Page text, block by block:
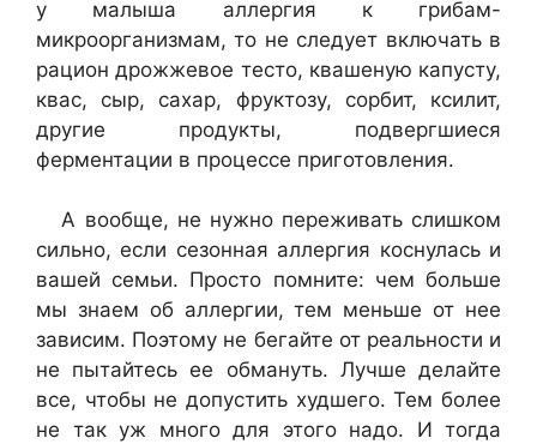
у малыша аллергия к грибам-
микроорганизмам, то не следует включать в
рацион дрожжевое тесто, квашеную капусту,
квас, сыр, сахар, фруктозу, сорбит, ксилит,
другие продукты, подвергшиеся
ферментации в процессе приготовления.
А вообще, не нужно переживать слишком
сильно, если сезонная аллергия коснулась и
вашей семьи. Просто помните: чем больше
мы знаем об аллергии, тем меньше от нее
зависим. Поэтому не бегайте от реальности и
не пытайтесь ее обмануть. Лучше делайте
все, чтобы не допустить худшего. Тем более
не так уж много для этого надо. И тогда